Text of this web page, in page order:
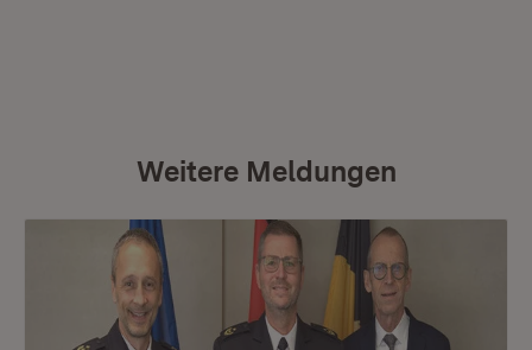
Weitere Meldungen